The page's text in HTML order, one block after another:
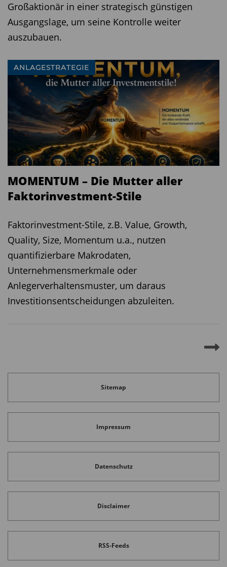
Großaktionär in einer strategisch günstigen
Ausgangslage, um seine Kontrolle weiter
auszubauen.
ANLAGESTRATEGIE
MOMENTUM – Die Mutter aller
Faktorinvestment-Stile
Faktorinvestment-Stile, z.B. Value, Growth,
Quality, Size, Momentum u.a., nutzen
quantifizierbare Makrodaten,
Unternehmensmerkmale oder
Anlegerverhaltensmuster, um daraus
Investitionsentscheidungen abzuleiten.
Sitemap
Impressum
Datenschutz
Disclaimer
RSS-Feeds